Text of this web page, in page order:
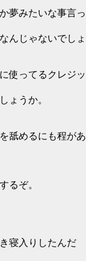
夢みたいな事言っ
んじゃないでしょ
使ってるクレジッ
ょうか。
舐めるにも程があ
るぞ。
寝入りしたんだ